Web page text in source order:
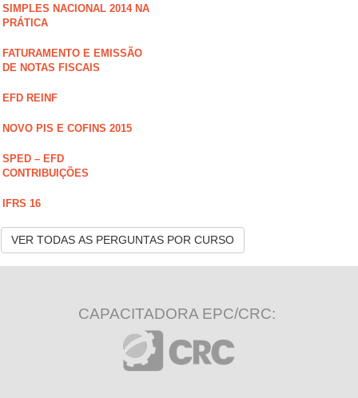
SIMPLES NACIONAL 2014 NA
PRÁTICA
FATURAMENTO E EMISSÃO
DE NOTAS FISCAIS
EFD REINF
NOVO PIS E COFINS 2015
SPED – EFD
CONTRIBUIÇÕES
IFRS 16
VER TODAS AS PERGUNTAS POR CURSO
CAPACITADORA EPC/CRC: